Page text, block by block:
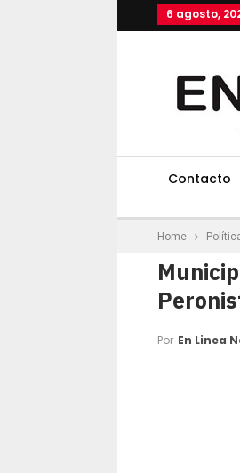
6 agosto,
Contacto
Home
Por En Linea